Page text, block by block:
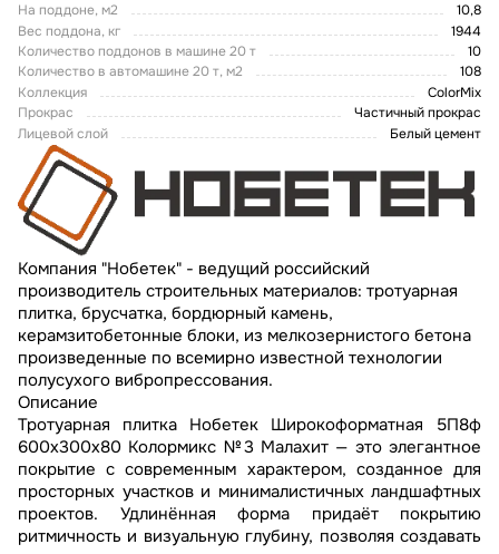
На поддоне, м2
10,8
Вес поддона, кг
1944
Количество поддонов в машине 20 т
10
Количество в автомашине 20 т, м2
108
Коллекция
ColorMix
Прокрас
Частичный прокрас
Лицевой слой
Белый цемент
Компания "Нобетек" - ведущий российский
производитель строительных материалов: тротуарная
плитка, брусчатка, бордюрный камень,
керамзитобетонные блоки, из мелкозернистого бетона
произведенные по всемирно известной технологии
полусухого вибропрессования.
Описание
Тротуарная плитка Нобетек Широкоформатная 5П8ф
600x300x80 Колормикс №3 Малахит — это элегантное
покрытие с современным характером, созданное для
просторных участков и минималистичных ландшафтных
проектов. Удлинённая форма придаёт покрытию
ритмичность и визуальную глубину, позволяя создавать